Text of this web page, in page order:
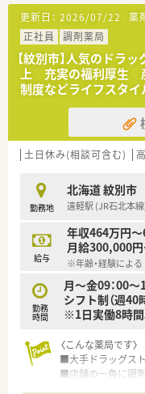
■社員寮完備して
♪
■給与水準が高い
■病院経験があり
円での採用が可能
■託児所の利用も
■遠方からお越しの
担いただけます。
■ＷＥＢでの一次
＜こんな方におス
★臨床現場でしっ
★いずれ管理職な
★薬薬連携で地域
★職場にやりがい
★メリハリつけて
更新日： 2026/07/22 薬
正社員
調剤薬局
【紋別市】人気のドラ
上 充実の福利厚生
制度などライフスタイ
土日休み(相談可含む)
勤務地
北海道 紋別市
遠軽駅 (JR石北本
給与
年収464万円
月給300,000
※年齢・経験による
勤務
時間
月～金09：00～
シフト制（週40
※1日実働8時
〈こんな薬局です〉
■大手ドラッグス
■店舗の一角に調